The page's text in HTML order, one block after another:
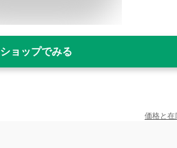
ショップでみる
価格と在